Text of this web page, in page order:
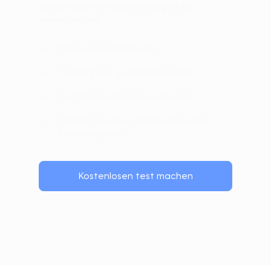
Kostenlosen test machen